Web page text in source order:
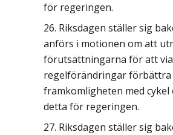
för regeringen.
Riksdagen ställer sig
anförs i motionen om att
förutsättningarna för att via
regelförändringar förbättra
framkomligheten med
detta för regeringen.
Riksdagen ställer sig